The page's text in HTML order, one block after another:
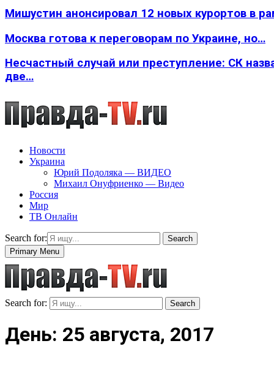
Мишустин анонсировал 12 новых курортов в
Москва готова к переговорам по Украине, но…
Несчастный случай или преступление: СК
две…
Новости
Украина
Юрий Подоляка — ВИДЕО
Михаил Онуфриенко — Видео
Россия
Мир
ТВ Онлайн
Search for:
Search
Primary Menu
Search for: Search
День: 25 августа, 2017